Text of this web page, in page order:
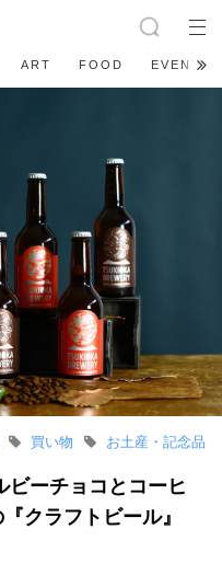
ART FOOD EVENT
お土産・記念品
買い物
ビーチョコとコーヒ
クラフトビール』